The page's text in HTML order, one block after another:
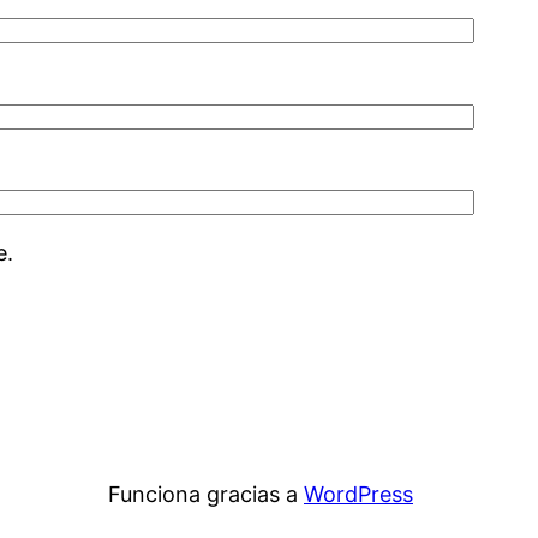
Funciona gracias a WordPress